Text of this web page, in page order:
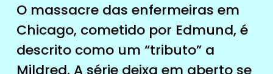
O massacre das enfermeiras em
Chicago, cometido por Edmund, é
descrito como um “tributo” a